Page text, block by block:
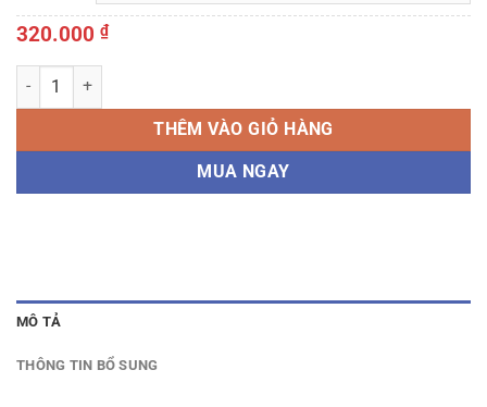
320.000 ₫
Tài khoản Kalodata US số lượng
THÊM VÀO GIỎ HÀNG
MUA NGAY
MÔ TẢ
THÔNG TIN BỔ SUNG